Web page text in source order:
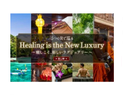
バンコク
アユタヤ
カンチャナブリー